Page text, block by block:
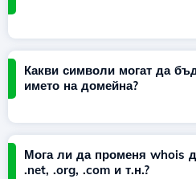
Какви символи могат да
името на домейна?
Мога ли да променя whois
.net, .org, .com и т.н.?